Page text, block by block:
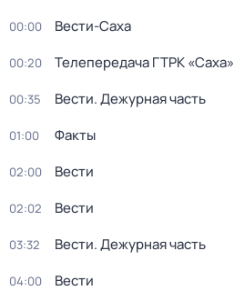
00:00 Вести-Саха
00:20 Телепередача ГТРК «Саха»
00:35 Вести. Дежурная часть
01:00 Факты
02:00 Вести
02:02 Вести
03:32 Вести. Дежурная часть
04:00 Вести